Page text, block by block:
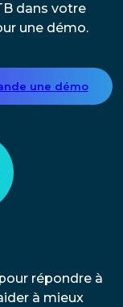
dans votre
une démo.
une démo
répondre à
à mieux